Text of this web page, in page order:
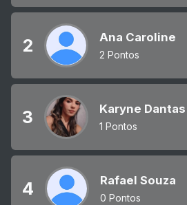
2 Ana Caroline
2 Pontos
3 Karyne Dantas
1 Pontos
4 Rafael Souza
0 Pontos